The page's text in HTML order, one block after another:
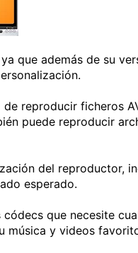
que además de su
reproducir ficheros
puede reproducir
del reproductor,
esperado.
que necesite
música y videos